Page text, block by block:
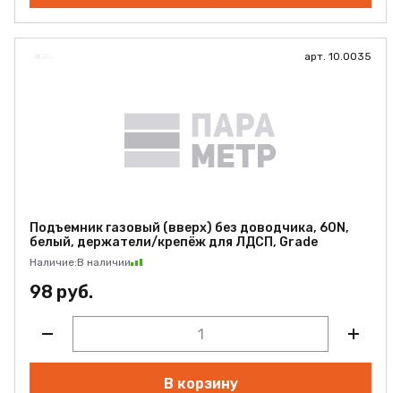
арт. 10.0035
Подъемник газовый (вверх) без доводчика, 60N,
белый, держатели/крепёж для ЛДСП, Grade
Наличие:В наличии
98 руб.
В корзину